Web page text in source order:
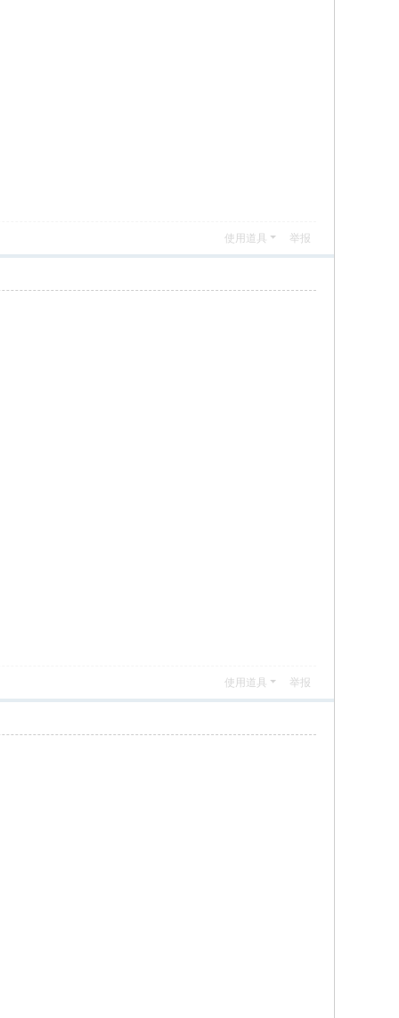
使用道具 举报
使用道具 举报